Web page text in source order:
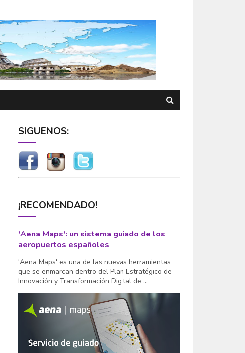
SÍGUENOS:
¡RECOMENDADO!
'Aena Maps': un sistema guiado de los
aeropuertos españoles
'Aena Maps' es una de las nuevas herramientas
que se enmarcan dentro del Plan Estratégico de
Innovación y Transformación Digital de ...